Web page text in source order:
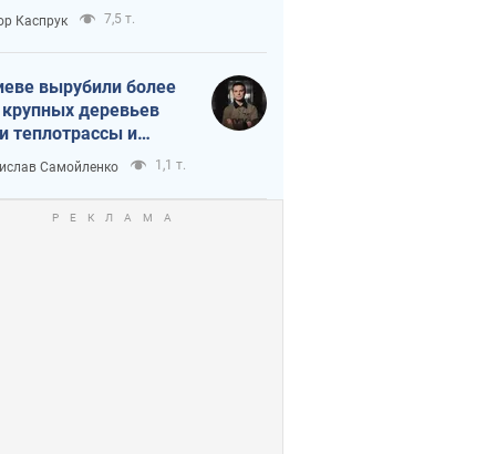
Каспрук 7,5 т.
вырубили более
деревьев
теплотрассы и
Генплану
Самойленко 1,1 т.